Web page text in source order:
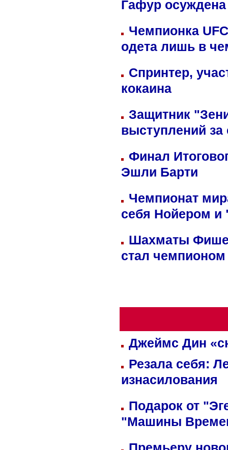
Гафур осуждена
Чемпионка
одета лишь в
Спринтер,
кокаина
Защитник
выступлений
Финал
Эшли Барти
Чемпионат
себя Нойером и
Шахматы
стал
Джеймс Дин
Резала себя:
изнасилования
Подарок от
"Машины